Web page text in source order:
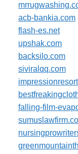
acb-bankia.com
flash-es.net
upshak.com
backsilo.com
siviralqq.com
falling-film-